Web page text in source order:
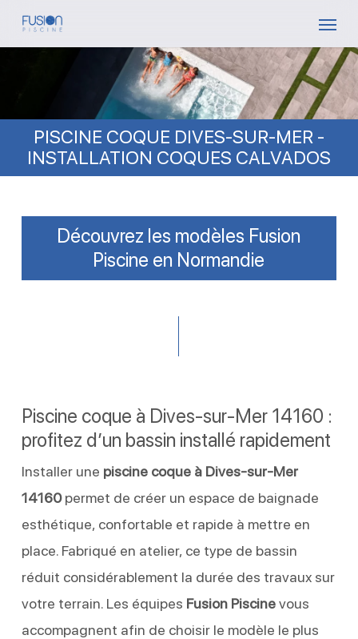
Skip
PISCINE COQUE DIVES-SUR-MER -
INSTALLATION COQUES CALVADOS
Découvrez les modèles Fusion
Piscine en Normandie
Piscine coque à Dives-sur-Mer 14160 :
profitez d’un bassin installé rapidement
Installer une piscine coque à Dives-sur-Mer
14160permet de créer un espace de baignade
esthétique, confortable et rapide à mettre en
place. Fabriqué en atelier, ce type de bassin
réduit considérablement la durée des travaux sur
votre terrain. Les équipes Fusion Piscinevous
accompagnent afin de choisir le modèle le plus